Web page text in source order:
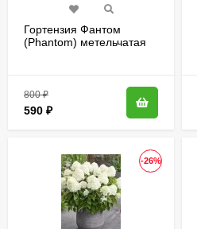
Гортензия Фантом
(Phantom) метельчатая
800₽
590 ₽
-26%